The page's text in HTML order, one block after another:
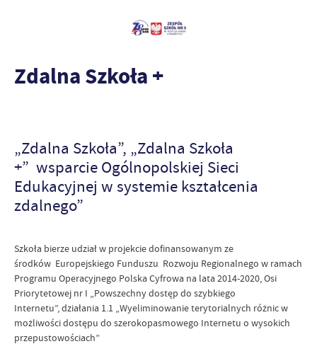
Zdalna Szkoła +
„Zdalna Szkoła”, „Zdalna Szkoła
+” wsparcie Ogólnopolskiej Sieci
Edukacyjnej w systemie kształcenia
zdalnego”
Szkoła bierze udział w projekcie dofinansowanym ze
środków Europejskiego Funduszu Rozwoju Regionalnego w ramach
Programu Operacyjnego Polska Cyfrowa na lata 2014-2020, Osi
Priorytetowej nr I „Powszechny dostęp do szybkiego
Internetu”, działania 1.1 „Wyeliminowanie terytorialnych różnic w
możliwości dostępu do szerokopasmowego Internetu o wysokich
przepustowościach”